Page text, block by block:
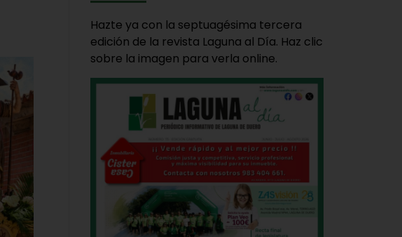
Hazte ya con la septuagésima tercera
edición de la revista Laguna al Día. Haz clic
sobre la imagen para verla online.